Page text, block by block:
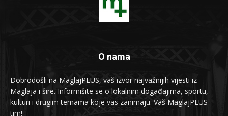
O nama
Dobrodošli na MaglajPLUS, vaš izvor najvažnijih vijesti iz
Maglaja i šire. Informišite se o lokalnim događajima, sportu,
kulturi i drugim temama koje vas zanimaju. Vaš MaglajPLUS
tim!